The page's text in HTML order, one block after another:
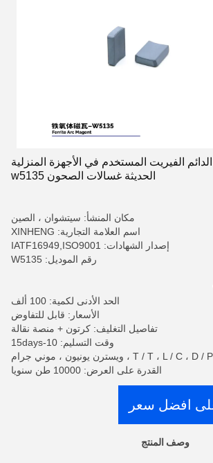
الفيريت المستخدم في الأجهزة المنزلية
الحديثة غسالات الصحون w5135
مكان المنشأ: سيتشوان ، الصين
اسم العلامة التجارية: XINHENG
إصدار الشهادات: IATF16949,ISO9001
رقم الموديل: W5135
الحد الأدنى لكمية: 100 ألف
الأسعار: قابل للتفاوض
تفاصيل التغليف: كرتون + منصة نقالة
وقت التسليم: 10-15days
القدرة على العرض: 10000 طن سنويا
افضل سعر
وصف المنتج